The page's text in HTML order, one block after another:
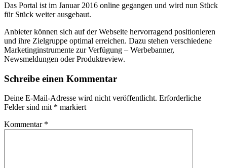
Das Portal ist im Januar 2016 online gegangen und wird nun Stück
für Stück weiter ausgebaut.
Anbieter können sich auf der Webseite hervorragend positionieren
und ihre Zielgruppe optimal erreichen. Dazu stehen verschiedene
Marketinginstrumente zur Verfügung – Werbebanner,
Newsmeldungen oder Produktreview.
Schreibe einen Kommentar
Deine E-Mail-Adresse wird nicht veröffentlicht. Erforderliche
Felder sind mit * markiert
Kommentar *